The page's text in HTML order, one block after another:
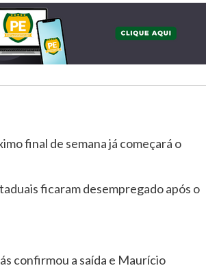
final de semana já começará o
ficaram desempregado após o
confirmou a saída e Maurício